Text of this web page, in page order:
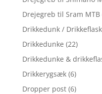
Drejegreb til Sram MTB
Drikkedunk /
Drikkedunke (22)
Drikkedunke &
Drikkerygsæk (6)
Dropper post (6)